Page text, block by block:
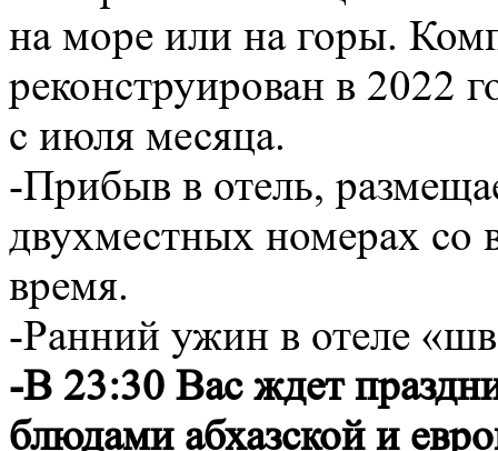
на море или на горы.
реконструирован в 2022
с июля месяца.
-Прибыв в отель,
двухместных номерах со
время.
-Ранний ужин в отеле
-В 23:30 Вас ждет
блюдами абхазской и